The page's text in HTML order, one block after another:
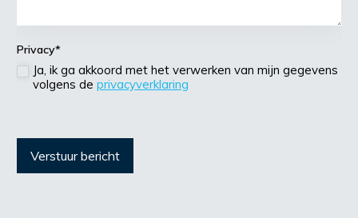
Privacy*
Ja, ik ga akkoord met het verwerken van mijn gegevens
volgens de privacyverklaring
Verstuur bericht